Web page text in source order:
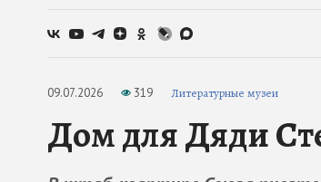
09.07.2026 319 Литературные музеи
Дом для Дяди